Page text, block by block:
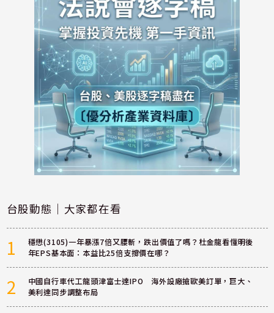
台股動態｜大家都在看
1
穩懋(3105)一年暴漲7倍又腰斬，跌出價值了嗎？杜金龍看懂明後
年EPS基本面：本益比25倍支撐價在哪？
2
中國自行車代工龍頭津富士達IPO 海外設廠搶歐美訂單，巨大、
美利達同步調整布局